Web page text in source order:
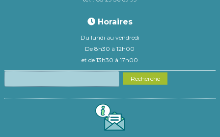
Horaires
Du lundi au vendredi
De 8h30 à 12h00
et de 13h30 à 17h00
Recherche